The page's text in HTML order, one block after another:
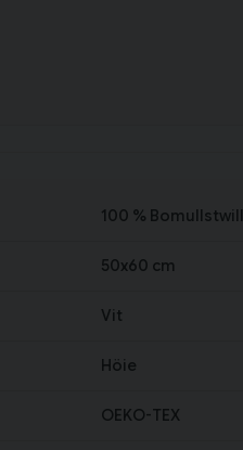
100 % Bomullstwill
50x60 cm
Vit
Höie
OEKO-TEX